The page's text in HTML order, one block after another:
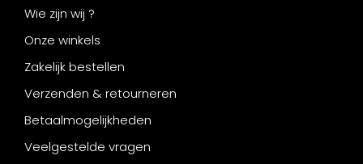
Wie zijn wij ?
Onze winkels
Zakelijk bestellen
Verzenden & retourneren
Betaalmogelijkheden
Veelgestelde vragen